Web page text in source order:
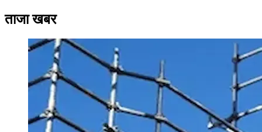
ताजा खबर